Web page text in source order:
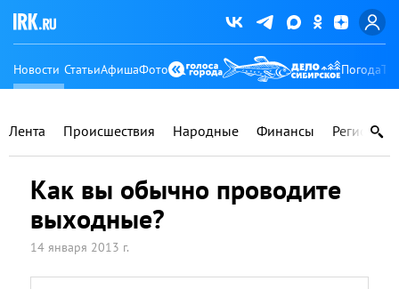
Новости СтатьиАфишаФото Погода
Лента Происшествия Народные Финансы Регионы
Как вы обычно проводите
выходные?
14 января 2013 г.